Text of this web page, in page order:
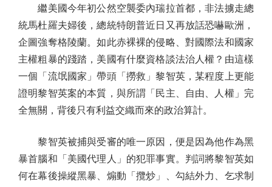
繼美國今年初公然空襲委內瑞拉首都，非法擄走總
統馬杜羅夫婦後，總統特朗普近日又再放話恐嚇歐洲，
企圖強奪格陵蘭。如此赤裸裸的侵略、對國際法和國家
主權粗暴的踐踏，美國有什麼資格談法治人權？由這樣
一個「流氓國家」帶頭「撈救」黎智英，某程度上更能
證明黎智英案的本質，與所謂「民主、自由、人權」完
全無關，背後只有利益交織而來的政治算計。
黎智英被捕與受審的唯一原因，便是因為他作為黑
暴首腦和「美國代理人」的犯罪事實。判詞將黎智英如
何在幕後操縱黑暴、煽動「攬炒」、勾結外力、乞求制